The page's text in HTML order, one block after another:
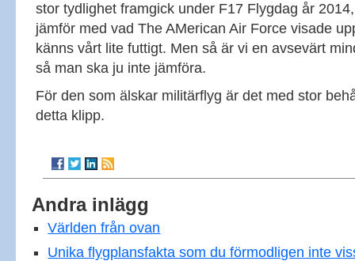
stor tydlighet framgick under F17 Flygdag år
jämför med vad The AMerican Air Force visade
känns vårt lite futtigt. Men så är vi en avsevärt
så man ska ju inte jämföra.
För den som älskar militärflyg är det med stor
detta klipp.
Andra inlägg
Världen från ovan
Unika flygplansfakta som du förmodligen inte